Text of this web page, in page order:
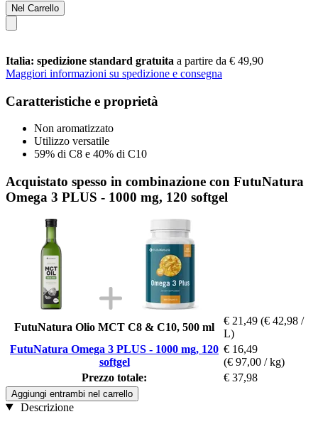
Nel Carrello
Italia: spedizione standard gratuita a partire da € 49,90
Maggiori informazioni su spedizione e consegna
Caratteristiche e proprietà
Non aromatizzato
Utilizzo versatile
59% di C8 e 40% di C10
Acquistato spesso in combinazione con FutuNatura
Omega 3 PLUS - 1000 mg, 120 softgel
FutuNatura Olio MCT C8 & C10, 500 ml
€ 21,49 (€ 42,98 /
L)
FutuNatura Omega 3 PLUS - 1000 mg, 120
softgel
€ 16,49
(€ 97,00 / kg)
Prezzo totale:
€ 37,98
Aggiungi entrambi nel carrello
Descrizione